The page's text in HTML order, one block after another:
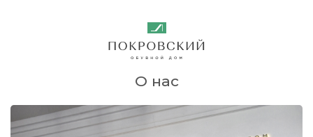
О нас